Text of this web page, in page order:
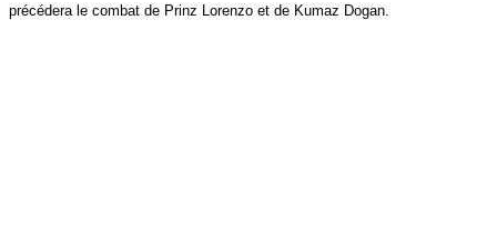
précédera le combat de Prinz Lorenzo et de Kumaz Dogan.